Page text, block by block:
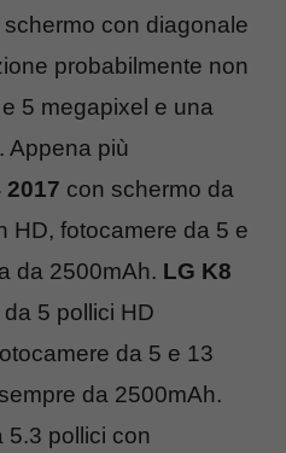
con diagonale
probabilmente non
5 megapixel e una
Appena più
2017 con schermo da
HD, fotocamere da 5 e
da 2500mAh. LG K8
5 pollici HD
da 5 e 13
da 2500mAh.
5.3 pollici con